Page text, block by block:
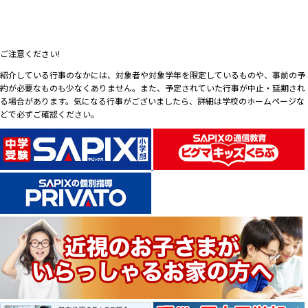
ご注意ください!
紹介している行事のなかには、対象者や対象学年を限定しているものや、事前の予
約が必要なものも少なくありません。また、予定されていた行事が中止・延期され
る場合があります。気になる行事がございましたら、詳細は学校のホームページな
どで必ずご確認ください。